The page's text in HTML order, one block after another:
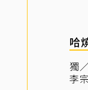
哈
獨
李